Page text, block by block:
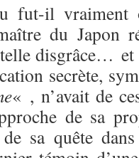
fut-il vraiment
du Japon
disgrâce…
secrète,
« , n’avait de
de sa
sa quête